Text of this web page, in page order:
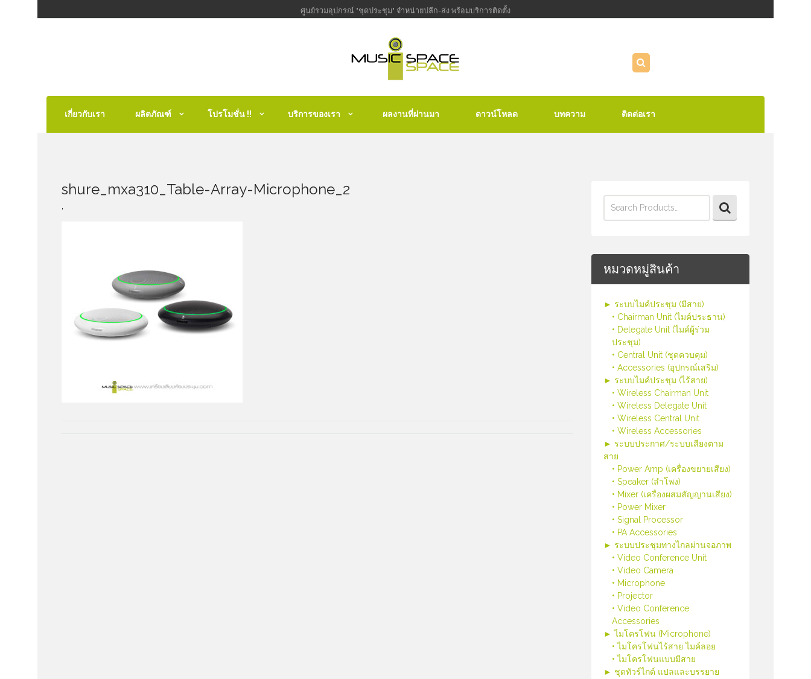
ศูนย์รวมอุปกรณ์ "ชุดประชุม" จำหน่ายปลีก-ส่ง พร้อมบริการติดตั้ง
เกี่ยวกับเรา ผลิตภัณฑ์ โปรโมชั่น !! บริการของเรา ผลงานที่ผ่านมา ดาวน์โหลด บทความ ติดต่อเรา
for:
หมวดหมู่สินค้า
► ระบบไมค์ประชุม (มีสาย)
• Chairman Unit (ไมค์ประธาน)
• Delegate Unit (ไมค์ผู้ร่วม
ประชุม)
• Central Unit (ชุดควบคุม)
• Accessories (อุปกรณ์เสริม)
► ระบบไมค์ประชุม (ไร้สาย)
• Wireless Chairman Unit
• Wireless Delegate Unit
• Wireless Central Unit
• Wireless Accessories
► ระบบประกาศ/ระบบเสียงตาม
สาย
• Power Amp (เครื่องขยายเสียง)
• Speaker (ลำโพง)
• Mixer (เครื่องผสมสัญญานเสียง)
• Power Mixer
• Signal Processor
• PA Accessories
► ระบบประชุมทางไกลผ่านจอภาพ
• Video Conference Unit
• Video Camera
• Microphone
• Projector
• Video Conference
Accessories
► ไมโครโฟน (Microphone)
• ไมโครโฟนไร้สาย ไมค์ลอย
• ไมโครโฟนแบบมีสาย
► ชุดทัวร์ไกด์ แปลและบรรยาย
shure_mxa310_Table-Array-Microphone_2